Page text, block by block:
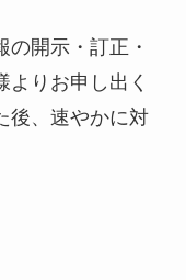
開示・訂正・
りお申し出く
後、速やかに対